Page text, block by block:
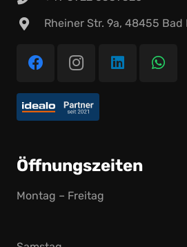
Rheiner Str. 9a, 48455 Bad
Öffnungszeiten
Montag – Freitag